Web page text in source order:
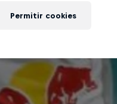
Permitir cookies